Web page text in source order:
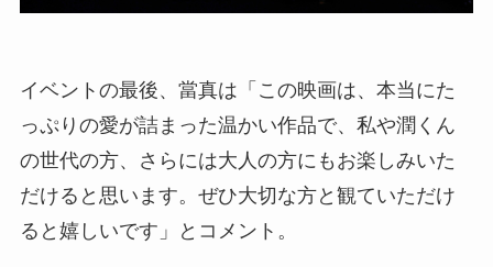
イベントの最後、當真は「この映画は、本当にた
っぷりの愛が詰まった温かい作品で、私や潤くん
の世代の方、さらには大人の方にもお楽しみいた
だけると思います。ぜひ大切な方と観ていただけ
ると嬉しいです」とコメント。